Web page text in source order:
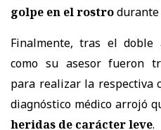
golpe en el rostrodurante
Finalmente, tras el
como su asesor fueron
para realizar la respectiva
diagnóstico médico arrojó
heridas de carácter leve.